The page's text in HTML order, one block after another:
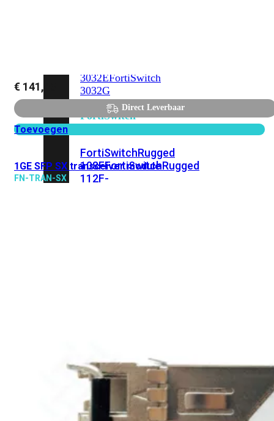
3032EFortiSwitch
3032G
FortiSwitch
FortiSwitchRugged
108FFortiSwitchRugged
112F-
Wi-
Generatie
€ 141,43
Direct Leverbaar
Toevoegen
1GE SFP SX transceiver module
FN-TRAN-SX